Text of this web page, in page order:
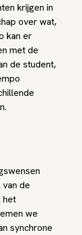
krijgen in
over wat,
kan er
met de
de student,
de
het
we
synchrone